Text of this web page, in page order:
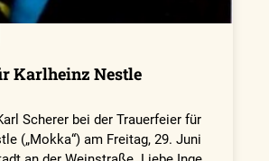
Karlheinz Nestle
Scherer bei der Trauerfeier für
(„Mokka“) am Freitag, 29. Juni